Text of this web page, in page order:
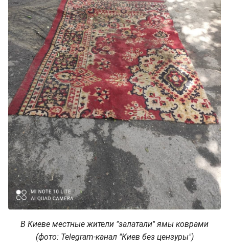
В Киеве местные жители "залатали" ямы коврами
(фото: Telegram-канал "Киев без цензуры")